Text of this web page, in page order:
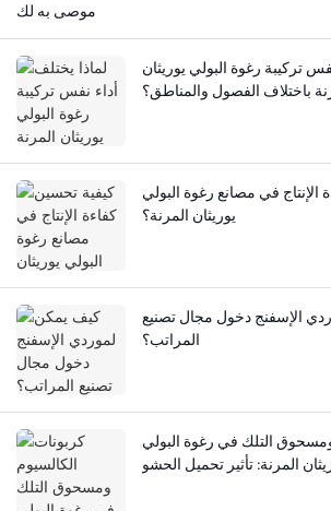
موصى به لك
تركيبة رغوة البولي يوريثان
باختلاف الفصول والمناطق؟
الإنتاج في مصانع رغوة البولي
يوريثان المرنة؟
الإسفنج دخول مجال تصنيع
المراتب؟
التلك في رغوة البولي
المرنة: تأثير تحميل الحشو